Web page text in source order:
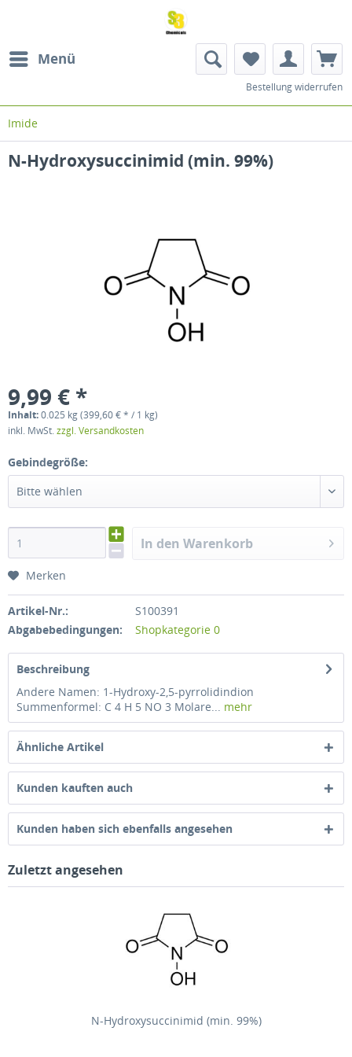
Menü
Bestellung widerrufen
Imide
N-Hydroxysuccinimid (min. 99%)
9,99 € *
Inhalt:0.025 kg (399,60 € * / 1 kg)
inkl. MwSt.zzgl. Versandkosten
Gebindegröße:
Bitte wählen
In den Warenkorb
Merken
Artikel-Nr.:
S100391
Abgabebedingungen:
Shopkategorie 0
Beschreibung
Andere Namen: 1-Hydroxy-2,5-pyrrolidindion
Summenformel: C 4 H 5 NO 3 Molare... mehr
Ähnliche Artikel
Kunden kauften auch
Kunden haben sich ebenfalls angesehen
Zuletzt angesehen
N-Hydroxysuccinimid (min. 99%)